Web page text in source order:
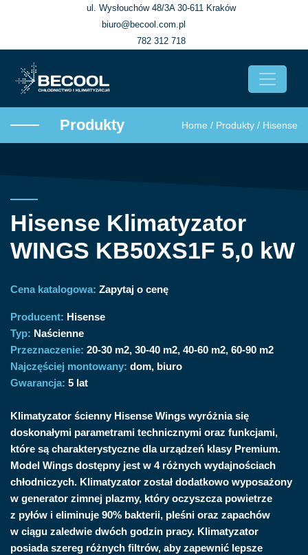
ul. Wysłouchów 48/3A 30-611 Kraków
biuro@becool.com.pl
782 312 718
Produkty Home / Produkty / Hisense
Hisense Klimatyzator
WINGS KB50XS1F 5,0 kW
Cena katalogowa: Zapytaj o cenę
Producent: Hisense
Typ: Naścienne
Przeznaczenie: 20-30 m2 30-40 m2 40-60 m2 60-90 m2
Najczęściej montowany: dom, biuro
Gwarancja: 5 lat
Klimatyzator ścienny Hisense Wings wyróżnia się
doskonałymi parametrami technicznymi oraz funkcjami,
które są charakterystyczne dla urządzeń klasy Premium.
Model Wings dostępny jest w 4 różnych wydajnościach
chłodniczych. Klimatyzator został dodatkowo wyposażony
w generator zimnej plazmy, który oczyszcza powietrze
z pyłów i eliminuje 90% bakterii, pleśni oraz zapachów
w ciągu zaledwie dwóch godzin pracy. Klimatyzator
posiada szereg różnych filtrów, aby zapewnić lepsze